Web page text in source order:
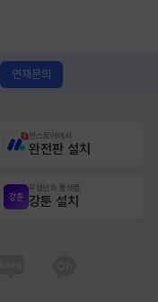
연재문의
원스토어에서
완전판 설치
무협만화 플랫폼
강툰 설치